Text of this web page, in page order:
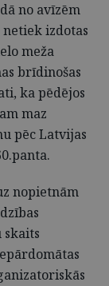
no avīzēm
izdotas
meža
brīdinošas
ka pēdējos
maz
pēc Latvijas
nopietnām